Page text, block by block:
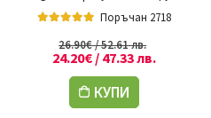
Поръчан 2718
26.90€/ 52.61 лв.
24.20€/ 47.33 лв.
КУПИ